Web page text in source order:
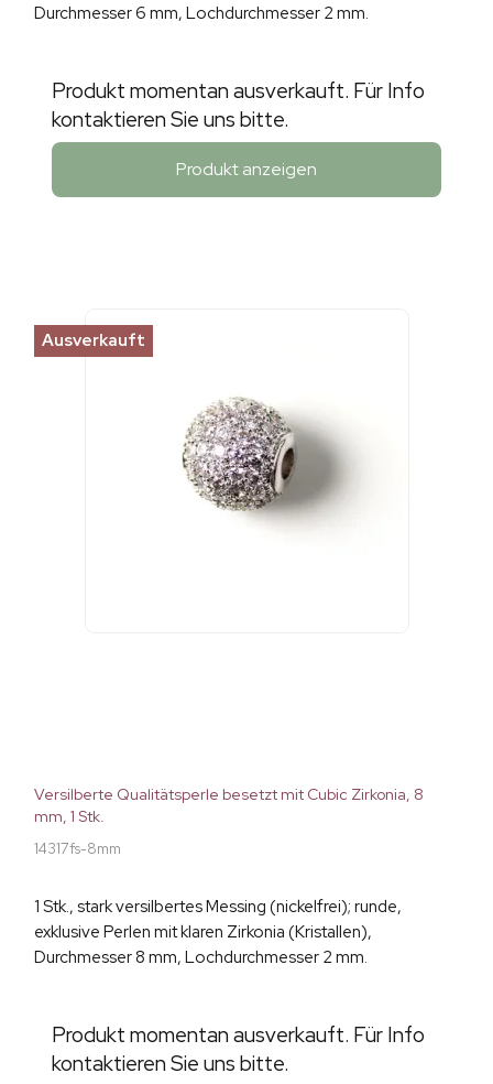
Durchmesser 6 mm, Lochdurchmesser 2 mm.
Produkt momentan ausverkauft. Für Info
kontaktieren Sie uns bitte.
Produkt anzeigen
Ausverkauft
Versilberte Qualitätsperle besetzt mit Cubic Zirkonia, 8
mm, 1 Stk.
14317fs-8mm
1 Stk., stark versilbertes Messing (nickelfrei); runde,
exklusive Perlen mit klaren Zirkonia (Kristallen),
Durchmesser 8 mm, Lochdurchmesser 2 mm.
Produkt momentan ausverkauft. Für Info
kontaktieren Sie uns bitte.